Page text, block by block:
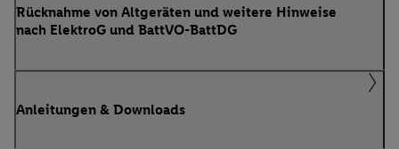
Rücknahme von Altgeräten und weitere Hinweise
nach ElektroG und BattVO-BattDG
Anleitungen & Downloads